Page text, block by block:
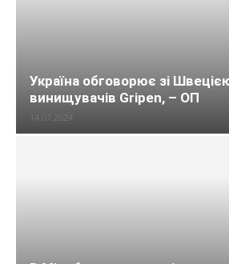
Україна обговорює зі
винищувачів Gripen, – ОП
14.07.2024